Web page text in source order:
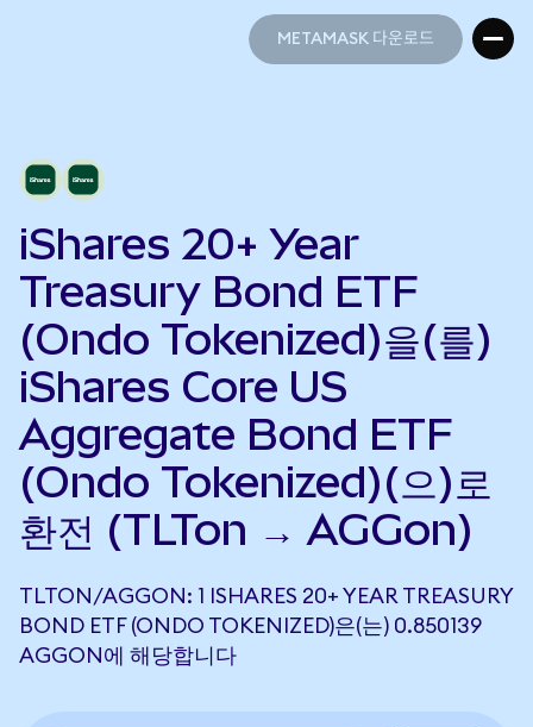
METAMASK 다운로드
iShares 20+ Year
Treasury Bond ETF
(Ondo Tokenized)을(를)
iShares Core US
Aggregate Bond ETF
(Ondo Tokenized)(으)로
환전 (TLTon → AGGon)
TLTON/AGGON: 1 ISHARES 20+ YEAR TREASURY
BOND ETF (ONDO TOKENIZED)은(는) 0.850139
AGGON에 해당합니다